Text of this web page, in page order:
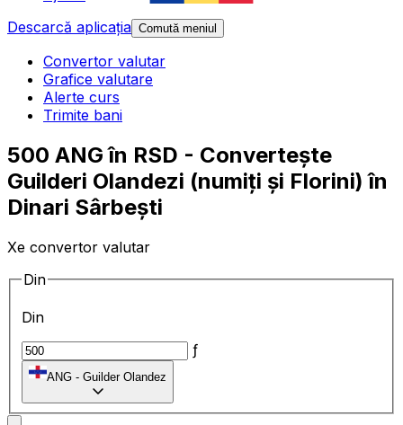
Descarcă aplicația Comută meniul
Convertor valutar
Grafice valutare
Alerte curs
Trimite bani
500 ANG în RSD - Convertește
Guilderi Olandezi (numiți și Florini) în
Dinari Sârbești
Xe convertor valutar
Din
Din
ƒ
ANG - Guilder Olandez